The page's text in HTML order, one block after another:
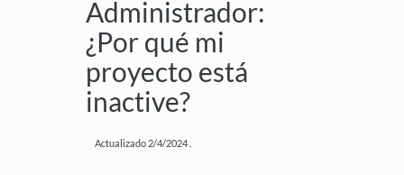
Administrador:
¿Por qué mi
proyecto está
inactive?
Actualizado 2/4/2024